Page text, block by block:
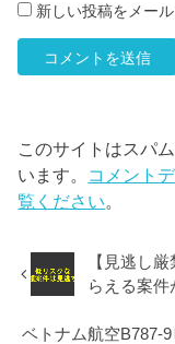
新しい投稿をメー
このサイトはスパ
います。 コメント
覧ください。
【見逃し
らえる案件
ベトナム航空B787-